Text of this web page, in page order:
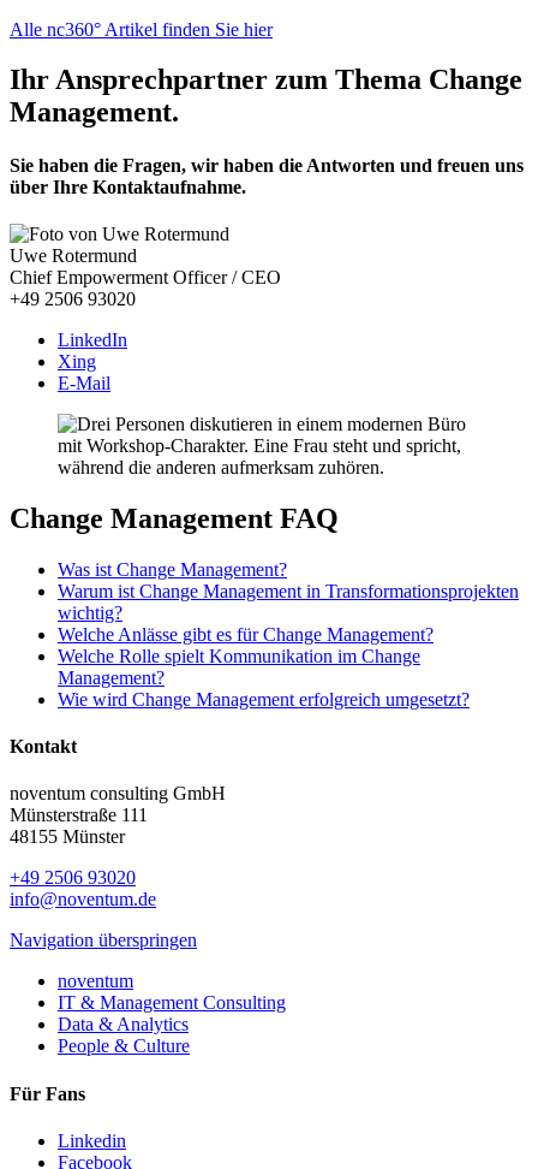
Alle nc360° Artikel finden Sie hier
Ihr Ansprechpartner zum Thema Change
Management.
Sie haben die Fragen, wir haben die Antworten und freuen uns
über Ihre Kontaktaufnahme.
Uwe Rotermund
Chief Empowerment Officer / CEO
+49 2506 93020
LinkedIn
Xing
E-Mail
Change Management FAQ
Was ist Change Management?
Warum ist Change Management in Transformationsprojekten
wichtig?
Welche Anlässe gibt es für Change Management?
Welche Rolle spielt Kommunikation im Change
Management?
Wie wird Change Management erfolgreich umgesetzt?
Kontakt
noventum consulting GmbH
Münsterstraße 111
48155 Münster
+49 2506 93020
info@noventum.de
Navigation überspringen
noventum
IT & Management Consulting
Data & Analytics
People & Culture
Für Fans
Linkedin
Facebook